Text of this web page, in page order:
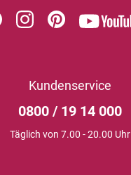
Kundenservice
0800 / 19 14 000
Täglich von 7.00 - 20.00 Uhr